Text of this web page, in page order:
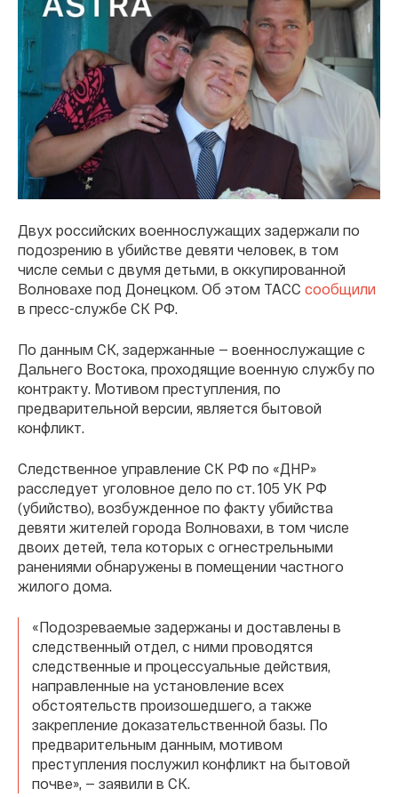
Двух российских военнослужащих задержали по
подозрению в убийстве девяти человек, в том
числе семьи с двумя детьми, в оккупированной
Волновахе под Донецком. Об этом ТАСС сообщили
в пресс-службе СК РФ.
По данным СК, задержанные — военнослужащие с
Дальнего Востока, проходящие военную службу по
контракту. Мотивом преступления, по
предварительной версии, является бытовой
конфликт.
Следственное управление СК РФ по «ДНР»
расследует уголовное дело по ст. 105 УК РФ
(убийство), возбужденное по факту убийства
девяти жителей города Волновахи, в том числе
двоих детей, тела которых с огнестрельными
ранениями обнаружены в помещении частного
жилого дома.
«Подозреваемые задержаны и доставлены в
следственный отдел, с ними проводятся
следственные и процессуальные действия,
направленные на установление всех
обстоятельств произошедшего, а также
закрепление доказательственной базы. По
предварительным данным, мотивом
преступления послужил конфликт на бытовой
почве», — заявили в СК.